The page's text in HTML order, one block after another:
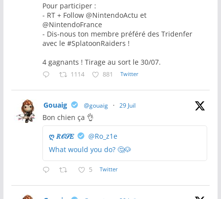
Pour participer :
- RT + Follow @NintendoActu et
@NintendoFrance
- Dis-nous ton membre préféré des Tridenfer
avec le #SplatoonRaiders !
4 gagnants ! Tirage au sort le 30/07.
1114 881 Twitter
Gouaig @gouaig · 29 Juil
Bon chien ça 👌
ღ 𝑅𝒪𝒮𝐸
@Ro_z1e
What would you do? 🤔🐶
5 Twitter